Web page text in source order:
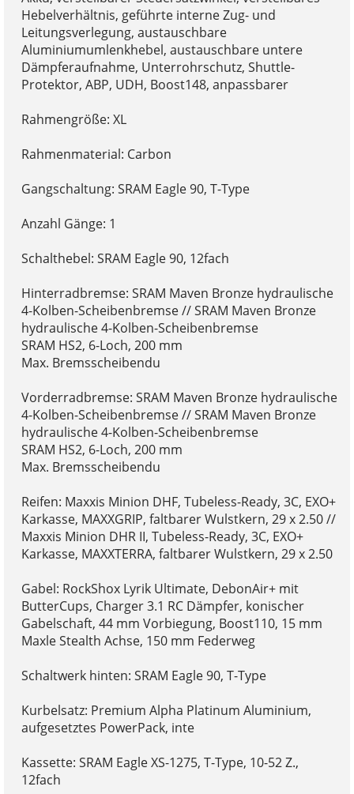
Hebelverhältnis, geführte interne Zug- und
Leitungsverlegung, austauschbare
Aluminiumumlenkhebel, austauschbare untere
Dämpferaufnahme, Unterrohrschutz, Shuttle-
Protektor, ABP, UDH, Boost148, anpassbarer
Rahmengröße: XL
Rahmenmaterial: Carbon
Gangschaltung: SRAM Eagle 90, T-Type
Anzahl Gänge: 1
Schalthebel: SRAM Eagle 90, 12fach
Hinterradbremse: SRAM Maven Bronze hydraulische
4-Kolben-Scheibenbremse // SRAM Maven Bronze
hydraulische 4-Kolben-Scheibenbremse
SRAM HS2, 6-Loch, 200 mm
Max. Bremsscheibendu
Vorderradbremse: SRAM Maven Bronze hydraulische
4-Kolben-Scheibenbremse // SRAM Maven Bronze
hydraulische 4-Kolben-Scheibenbremse
SRAM HS2, 6-Loch, 200 mm
Max. Bremsscheibendu
Reifen: Maxxis Minion DHF, Tubeless-Ready, 3C, EXO+
Karkasse, MAXXGRIP, faltbarer Wulstkern, 29 x 2.50 //
Maxxis Minion DHR II, Tubeless-Ready, 3C, EXO+
Karkasse, MAXXTERRA, faltbarer Wulstkern, 29 x 2.50
Gabel: RockShox Lyrik Ultimate, DebonAir+ mit
ButterCups, Charger 3.1 RC Dämpfer, konischer
Gabelschaft, 44 mm Vorbiegung, Boost110, 15 mm
Maxle Stealth Achse, 150 mm Federweg
Schaltwerk hinten: SRAM Eagle 90, T-Type
Kurbelsatz: Premium Alpha Platinum Aluminium,
aufgesetztes PowerPack, inte
Kassette: SRAM Eagle XS-1275, T-Type, 10-52 Z.,
12fach